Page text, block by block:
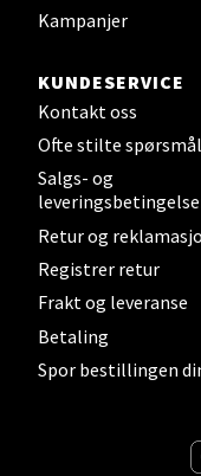
Kampanjer
KUNDESERVICE
Kontakt oss
Ofte stilte spørsmål
Salgs- og
Retur og
Registrer retur
Frakt og leveranse
Betaling
Spor bestillingen
Oslo -
Vitaminveien 7 -
Åpent i dag 10-
0 i butikk